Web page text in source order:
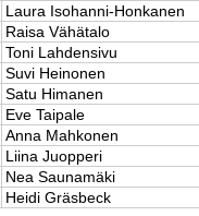
Laura Isohanni-Honkanen
Raisa Vähätalo
Toni Lahdensivu
Suvi Heinonen
Satu Himanen
Eve Taipale
Anna Mahkonen
Liina Juopperi
Nea Saunamäki
Heidi Gräsbeck